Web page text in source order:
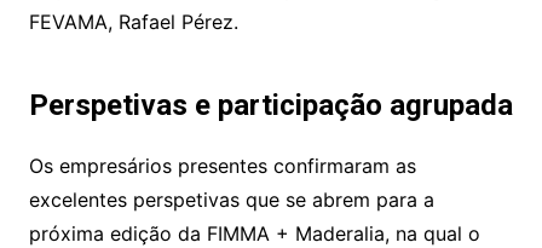
FEVAMA, Rafael Pérez.
Perspetivas e participação agrupada
Os empresários presentes confirmaram as
excelentes perspetivas que se abrem para a
próxima edição da FIMMA + Maderalia, na qual o